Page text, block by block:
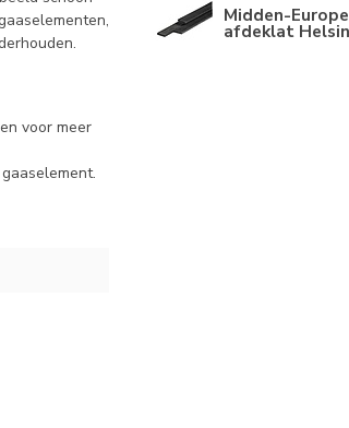
voor meer
Midden-
afdeklat